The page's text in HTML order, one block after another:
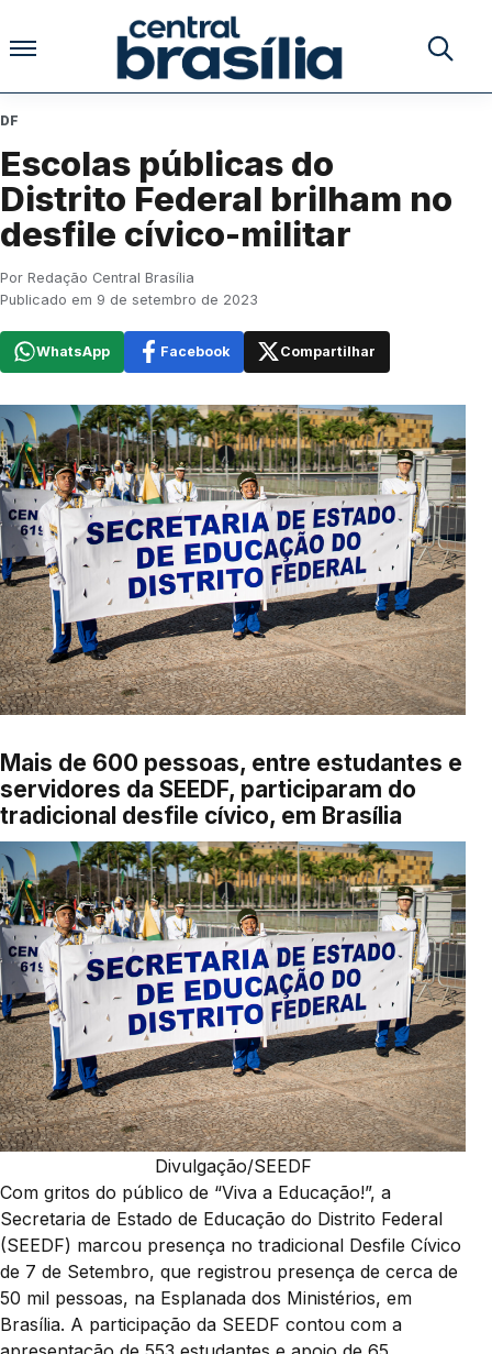
Pular para o conteúdo
Buscar
DF
Escolas públicas do
Distrito Federal brilham no
desfile cívico-militar
Por Redação Central Brasília
Publicado em 9 de setembro de 2023
WhatsApp Facebook Compartilhar
Mais de 600 pessoas, entre estudantes e
servidores da SEEDF, participaram do
tradicional desfile cívico, em Brasília
Divulgação/SEEDF
Com gritos do público de “Viva a Educação!”, a
Secretaria de Estado de Educação do Distrito Federal
(SEEDF) marcou presença no tradicional Desfile Cívico
de 7 de Setembro, que registrou presença de cerca de
50 mil pessoas, na Esplanada dos Ministérios, em
Brasília. A participação da SEEDF contou com a